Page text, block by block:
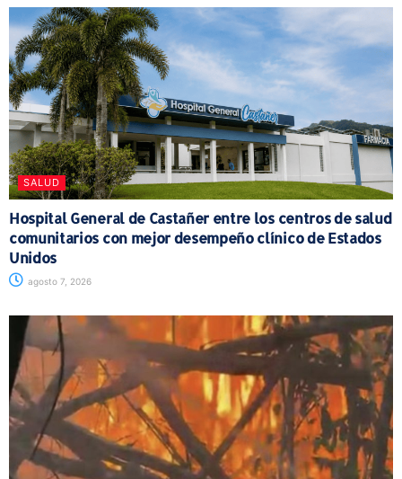
SALUD
Hospital General de Castañer entre los centros de salud
comunitarios con mejor desempeño clínico de Estados
Unidos
agosto 7, 2026